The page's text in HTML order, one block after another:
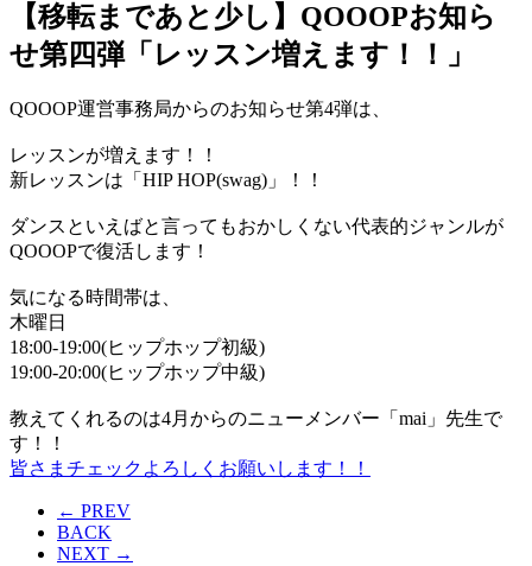
【移転まであと少し】QOOOPお知ら
せ第四弾「レッスン増えます！！」
QOOOP運営事務局からのお知らせ第4弾は、
レッスンが増えます！！
新レッスンは「HIP HOP(swag)」！！
ダンスといえばと言ってもおかしくない代表的ジャンルが
QOOOPで復活します！
気になる時間帯は、
木曜日
18:00-19:00(ヒップホップ初級)
19:00-20:00(ヒップホップ中級)
教えてくれるのは4月からのニューメンバー「mai」先生で
す！！
皆さまチェックよろしくお願いします！！
← PREV
BACK
NEXT →